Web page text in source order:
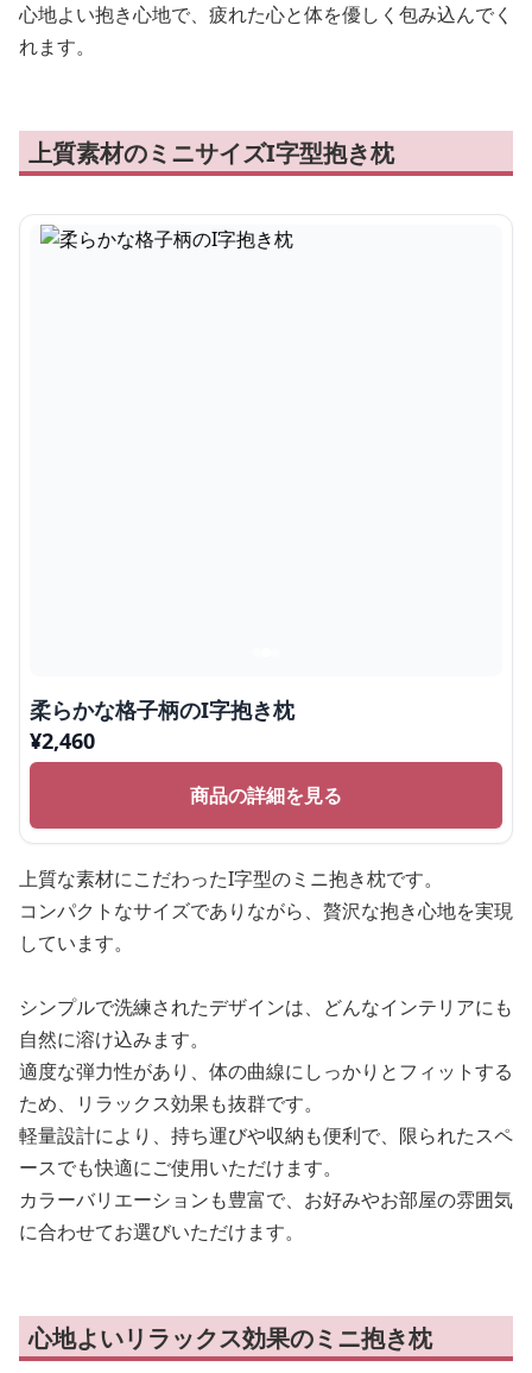
心地よい抱き心地で、疲れた心と体を優しく包み込んでく
れます。
上質素材のミニサイズI字型抱き枕
柔らかな格子柄のI字抱き枕
¥2,460
商品の詳細を見る
上質な素材にこだわったI字型のミニ抱き枕です。
コンパクトなサイズでありながら、贅沢な抱き心地を実現
しています。
シンプルで洗練されたデザインは、どんなインテリアにも
自然に溶け込みます。
適度な弾力性があり、体の曲線にしっかりとフィットする
ため、リラックス効果も抜群です。
軽量設計により、持ち運びや収納も便利で、限られたスペ
ースでも快適にご使用いただけます。
カラーバリエーションも豊富で、お好みやお部屋の雰囲気
に合わせてお選びいただけます。
心地よいリラックス効果のミニ抱き枕